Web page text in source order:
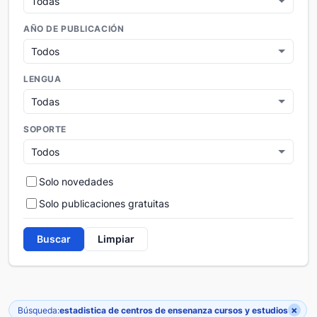
AÑO DE PUBLICACIÓN
LENGUA
SOPORTE
Solo novedades
Solo publicaciones gratuitas
Buscar Limpiar
Búsqueda:estadistica de centros de ensenanza cursos y estudios ×